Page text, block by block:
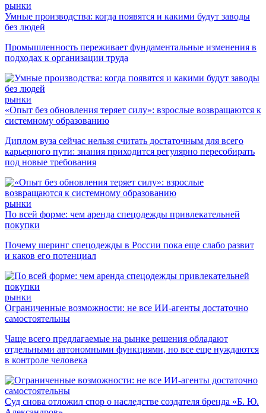
рынки
Умные производства: когда появятся и какими будут заводы
без людей
Промышленность переживает фундаментальные изменения в
подходах к организации труда
рынки
«Опыт без обновления теряет силу»: взрослые возвращаются к
системному образованию
Диплом вуза сейчас нельзя считать достаточным для всего
карьерного пути: знания приходится регулярно пересобирать
под новые требования
рынки
По всей форме: чем аренда спецодежды привлекательней
покупки
Почему шеринг спецодежды в России пока еще слабо развит
и каков его потенциал
рынки
Ограниченные возможности: не все ИИ-агенты достаточно
самостоятельны
Чаще всего предлагаемые на рынке решения обладают
отдельными автономными функциями, но все еще нуждаются
в контроле человека
Суд снова отложил спор о наследстве создателя бренда «Б. Ю.